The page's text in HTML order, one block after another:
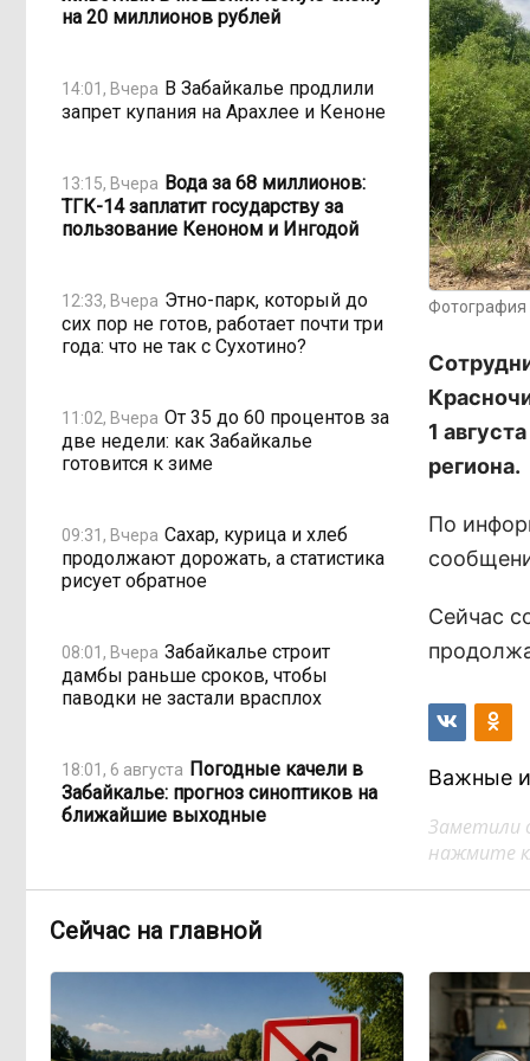
на 20 миллионов рублей
14:01, Вчера В Забайкалье продлили
запрет купания на Арахлее и Кеноне
13:15, Вчера Вода за 68 миллионов:
ТГК-14 заплатит государству за
пользование Кеноном и Ингодой
12:33, Вчера Этно-парк, который до
сих пор не готов, работает почти три
года: что не так с Сухотино?
11:02, Вчера От 35 до 60 процентов за
две недели: как Забайкалье
готовится к зиме
09:31, Вчера Сахар, курица и хлеб
продолжают дорожать, а статистика
рисует обратное
08:01, Вчера Забайкалье строит
дамбы раньше сроков, чтобы
паводки не застали врасплох
18:01, 6 августа Погодные качели в
Забайкалье: прогноз синоптиков на
ближайшие выходные
16:58, 6 августа Консультанты
высокооплачиваемых подработок
15:02, 6 августа
«Ждать некогда»:
жители подтопленного Угдана
Фотография
1
региона.
По
Сейчас
Важные
Заметили
нажмите
Сейчас на главной